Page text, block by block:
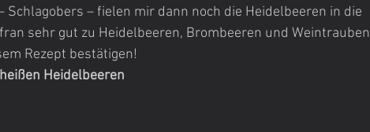
– fielen mir dann noch die Heidelbeeren in die
sehr gut zu Heidelbeeren, Brombeeren und Weintrauben
Rezept bestätigen!
Heidelbeeren